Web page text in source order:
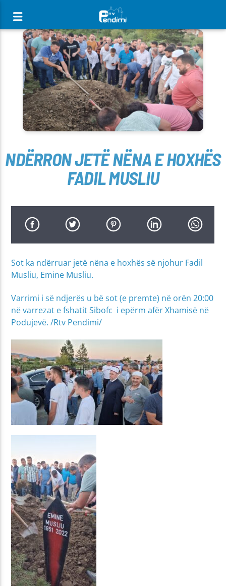
[There are no radio stations in the database]
NDËRRON JETË NËNA E HOXHËS
FADIL MUSLIU
Sot ka ndërruar jetë nëna e hoxhës së njohur Fadil
Musliu, Emine Musliu.
Varrimi i së ndjerës u bë sot (e premte) në orën 20:00
në varrezat e fshatit Sibofc i epërm afër Xhamisë në
Podujevë. /Rtv Pendimi/